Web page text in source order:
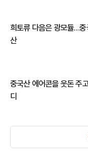
희토류 다음은 광모듈…
산
중국산 에어콘을 웃돈 주
디